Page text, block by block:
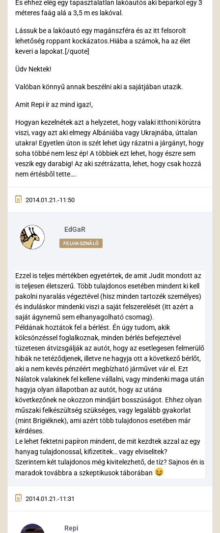
És ehhez elég egy tapasztalatlan lakóautós aki beparkol egy 3
méteres faág alá a 3,5 m es lakóval.
Lássuk be a lakóautó egy magánszféra és az itt felsorolt
lehetőség roppant kockázatos.Hiába a számok, ha az élet
keveri a lapokat.[/quote]
Üdv Nektek!
Valóban könnyű annak beszélni aki a sajátjában utazik.
Amit Repi ír az mind igaz!,
Hogyan kezelnétek azt a helyzetet, hogy valaki itthoni körútra
viszi, vagy azt aki elmegy Albániába vagy Ukrajnába, úttalan
utakra! Egyetlen úton is szét lehet úgy rázatni a járgányt, hogy
soha többé nem lesz ép! A többiek ezt lehet, hogy észre sem
veszik egy darabig! Az aki szétrázatta, lehet, hogy csak hozzá
nem értésből tette….
2014.01.21.-11:50
EdGaR
FELHASZNÁLÓ
Ezzel is teljes mértékben egyetértek, de amit Judit mondott az
is teljesen életszerű. Több tulajdonos esetében mindent ki kell
pakolni nyaralás végeztével (hisz minden tartozék személyes)
és induláskor mindenki viszi a saját felszerelését (itt azért a
saját ágynemű sem elhanyagolható csomag).
Példának hoztátok fel a bérlést. Én úgy tudom, akik
kölcsönzéssel foglalkoznak, minden bérlés befejeztével
tüzetesen átvizsgálják az autót, hogy az esetlegesen felmerülő
hibák ne tetéződjenek, illetve ne hagyja ott a következő bérlőt,
aki a nem kevés pénzéért megbízható járművet vár el. Ezt
Nálatok valakinek fel kellene vállalni, vagy mindenki maga után
hagyja olyan állapotban az autót, hogy az utána
következőnek ne okozzon mindjárt bosszúságot. Ehhez olyan
műszaki felkészültség szükséges, vagy legalább gyakorlat
(mint Brigiéknek), ami azért több tulajdonos esetében már
kérdéses.
Le lehet fektetni papíron mindent, de mit kezdtek azzal az egy
hanyag tulajdonossal, kifizetitek… vagy elviselitek?
Szerintem két tulajdonos még kivitelezhető, de tíz? Sajnos én is
maradok továbbra a szkeptikusok táborában
2014.01.21.-11:31
Repi